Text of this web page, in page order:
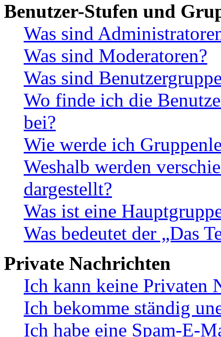
Benutzer-Stufen und
Was sind
Was sind Moderatoren?
Was sind
Wo finde ich die
bei?
Wie werde ich
Weshalb werden
dargestellt?
Was ist eine
Was bedeutet der „Das
Private Nachrichten
Ich kann keine Privaten
Ich bekomme ständig
Ich habe eine Spam-E-